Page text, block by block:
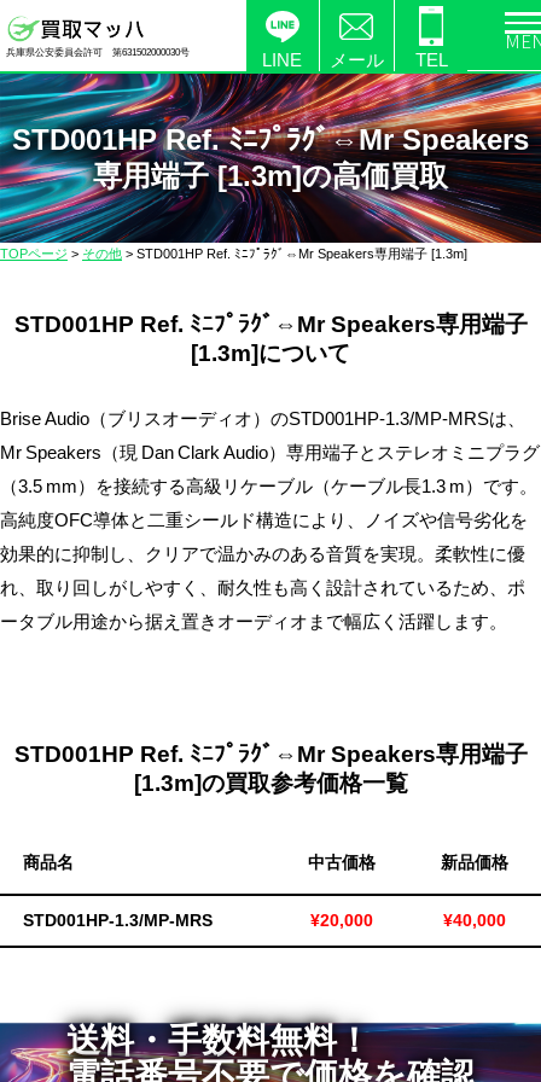
製
品
の
高
価
買
ら
【買
マ
ッ
ハ】
送
料・
ス
振
込！
兵庫県公安委員会許可 第631502000030号 LINE メール TEL
STD001HP Ref. ﾐﾆﾌﾟﾗｸﾞ⇔Mr Speakers
専用端子 [1.3m]の高価買取
TOPページ > その他 > STD001HP Ref. ﾐﾆﾌﾟﾗｸﾞ⇔Mr Speakers専用端子 [1.3m]
STD001HP Ref. ﾐﾆﾌﾟﾗｸﾞ⇔Mr Speakers専用端子
[1.3m]について
Brise Audio（ブリスオーディオ）のSTD001HP‑1.3/MP‑MRSは、
Mr Speakers（現 Dan Clark Audio）専用端子とステレオミニプラグ
（3.5 mm）を接続する高級リケーブル（ケーブル長1.3 m）です。
高純度OFC導体と二重シールド構造により、ノイズや信号劣化を
効果的に抑制し、クリアで温かみのある音質を実現。柔軟性に優
れ、取り回しがしやすく、耐久性も高く設計されているため、ポ
ータブル用途から据え置きオーディオまで幅広く活躍します。
STD001HP Ref. ﾐﾆﾌﾟﾗｸﾞ⇔Mr Speakers専用端子
[1.3m]の買取参考価格一覧
商品名 中古価格 新品価格
STD001HP‑1.3/MP‑MRS ¥20,000 ¥40,000
送料・手数料無料！